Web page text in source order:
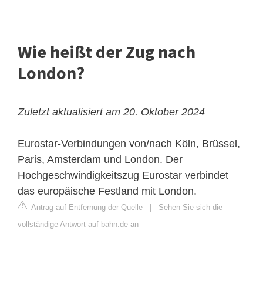
Wie heißt der Zug nach
London?
Zuletzt aktualisiert am 20. Oktober 2024
Eurostar-Verbindungen von/nach Köln, Brüssel,
Paris, Amsterdam und London. Der
Hochgeschwindigkeitszug Eurostar verbindet
das europäische Festland mit London.
Antrag auf Entfernung der Quelle
Sehen Sie sich die
vollständige Antwort auf bahn.de an